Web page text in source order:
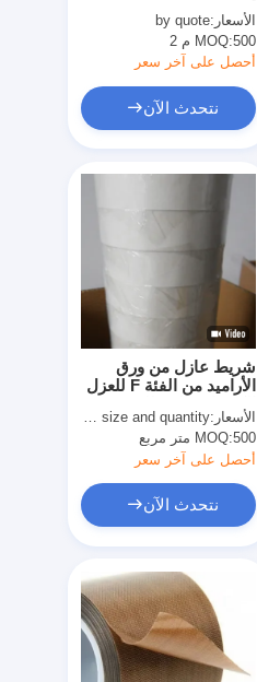
التحرير
الأسعار:by quote
MOQ:500 م 2
أحصل على آخر سعر
نتحدث الآن
شريط عازل من ورق
الأراميد من الفئة F للعزل
الكهربائي المتطلب
الأسعار:quoted as per size and quantity
MOQ:500 متر مربع
أحصل على آخر سعر
نتحدث الآن